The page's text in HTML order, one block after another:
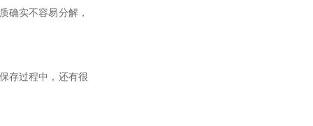
确实不容易分解，
存过程中，还有很